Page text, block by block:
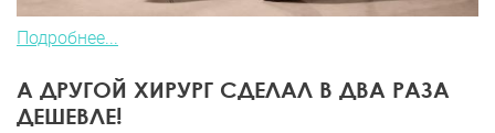
Подробнее...
А ДРУГОЙ ХИРУРГ СДЕЛАЛ В ДВА РАЗА
ДЕШЕВЛЕ!